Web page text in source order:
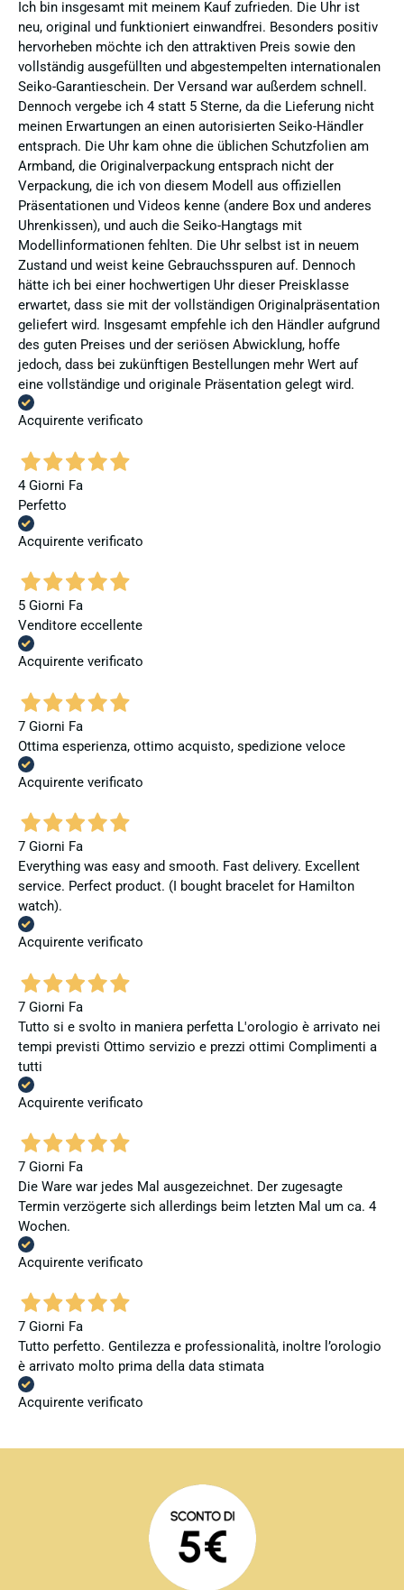
Ich bin insgesamt mit meinem Kauf zufrieden. Die Uhr ist
neu, original und funktioniert einwandfrei. Besonders positiv
hervorheben möchte ich den attraktiven Preis sowie den
vollständig ausgefüllten und abgestempelten internationalen
Seiko-Garantieschein. Der Versand war außerdem schnell.
Dennoch vergebe ich 4 statt 5 Sterne, da die Lieferung nicht
meinen Erwartungen an einen autorisierten Seiko-Händler
entsprach. Die Uhr kam ohne die üblichen Schutzfolien am
Armband, die Originalverpackung entsprach nicht der
Verpackung, die ich von diesem Modell aus offiziellen
Präsentationen und Videos kenne (andere Box und anderes
Uhrenkissen), und auch die Seiko-Hangtags mit
Modellinformationen fehlten. Die Uhr selbst ist in neuem
Zustand und weist keine Gebrauchsspuren auf. Dennoch
hätte ich bei einer hochwertigen Uhr dieser Preisklasse
erwartet, dass sie mit der vollständigen Originalpräsentation
geliefert wird. Insgesamt empfehle ich den Händler aufgrund
des guten Preises und der seriösen Abwicklung, hoffe
jedoch, dass bei zukünftigen Bestellungen mehr Wert auf
eine vollständige und originale Präsentation gelegt wird.
Acquirente verificato
4 Giorni Fa
Perfetto
Acquirente verificato
5 Giorni Fa
Venditore eccellente
Acquirente verificato
7 Giorni Fa
Ottima esperienza, ottimo acquisto, spedizione veloce
Acquirente verificato
7 Giorni Fa
Everything was easy and smooth. Fast delivery. Excellent
service. Perfect product. (I bought bracelet for Hamilton
watch).
Acquirente verificato
7 Giorni Fa
Tutto si e svolto in maniera perfetta L'orologio è arrivato nei
tempi previsti Ottimo servizio e prezzi ottimi Complimenti a
tutti
Acquirente verificato
7 Giorni Fa
Die Ware war jedes Mal ausgezeichnet. Der zugesagte
Termin verzögerte sich allerdings beim letzten Mal um ca. 4
Wochen.
Acquirente verificato
7 Giorni Fa
Tutto perfetto. Gentilezza e professionalità, inoltre l’orologio
è arrivato molto prima della data stimata
Acquirente verificato